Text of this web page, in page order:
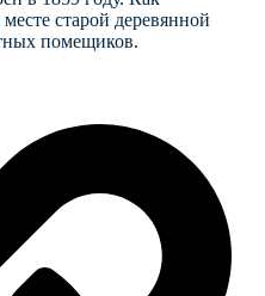
старой деревянной
помещиков.